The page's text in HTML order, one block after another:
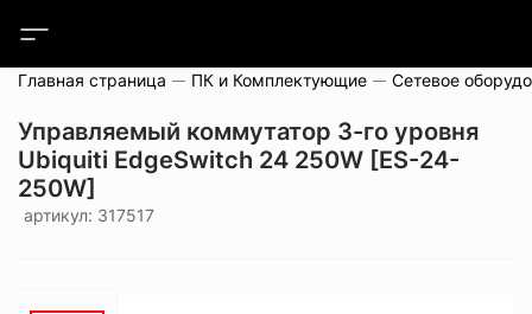
Главная страница ПК и Комплектующие Сетевое
Управляемый коммутатор 3-го уровня
Ubiquiti EdgeSwitch 24 250W [ES-24-
250W]
артикул: 317517